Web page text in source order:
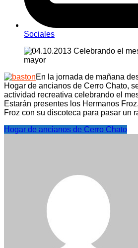
Sociales
En la jornada de mañana
Hogar de ancianos de Cerro Chato,
actividad recreativa celebrando el
Estarán presentes los Hermanos
Froz con su discoteca para pasar un
Hogar de ancianos de Cerro Chato